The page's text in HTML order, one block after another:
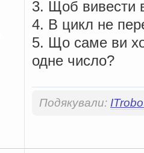
3. Щоб вивести
4. В цикл не
5. Що саме ви
одне число?
Подякували: